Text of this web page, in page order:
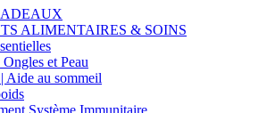
ALIMENTAIRES & SOINS
et Peau
Aide au sommeil
Système Immunitaire